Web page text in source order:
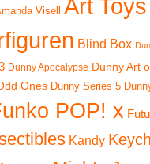
Visell Art
Blind Box
Dunny Apocalypse Dunny Art
Ones Dunny Series 5
POP! x
Kandy